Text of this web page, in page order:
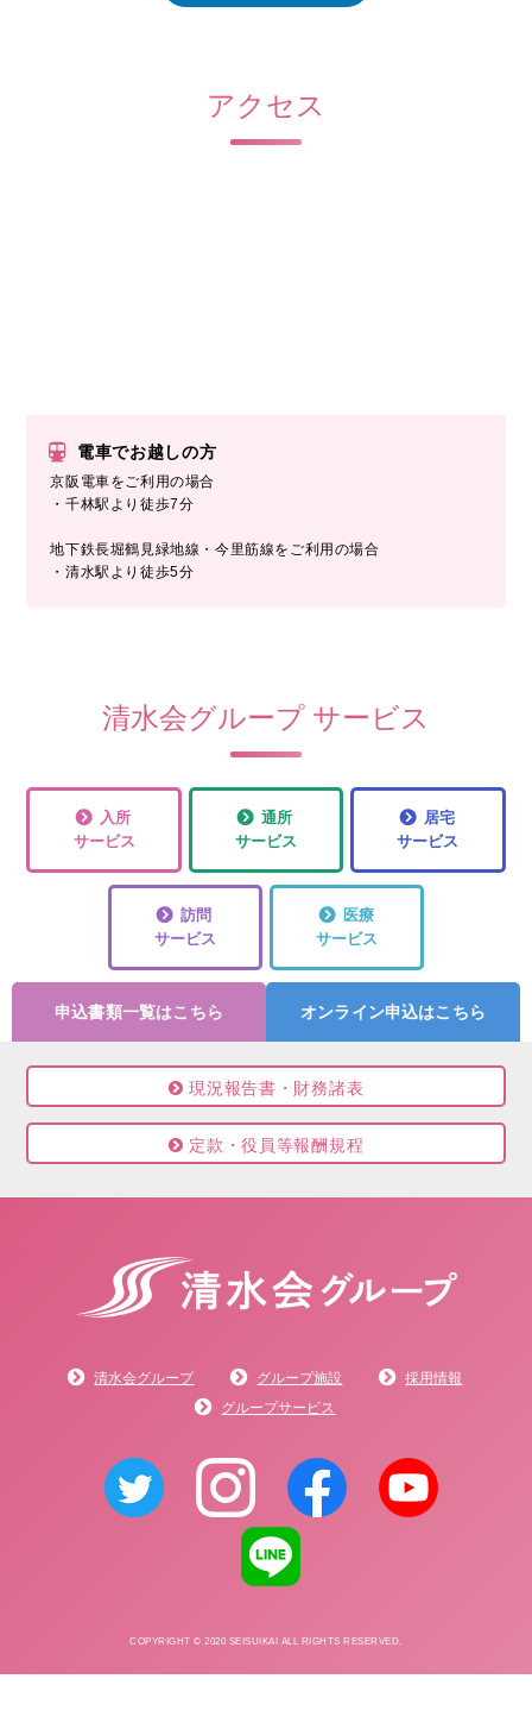
申込書類一覧はこちら オンライン申込はこちら
アクセス
電車でお越しの方
京阪電車をご利用の場合
・千林駅より徒歩7分
地下鉄長堀鶴見緑地線・今里筋線をご利用の場合
・清水駅より徒歩5分
清水会グループ サービス
入所
サービス
通所
サービス
居宅
サービス
訪問
サービス
医療
サービス
現況報告書・財務諸表
定款・役員等報酬規程
清水会グループ グループ施設
採用情報
グループサービス
COPYRIGHT © 2020 SEISUIKAI ALL RIGHTS RESERVED.